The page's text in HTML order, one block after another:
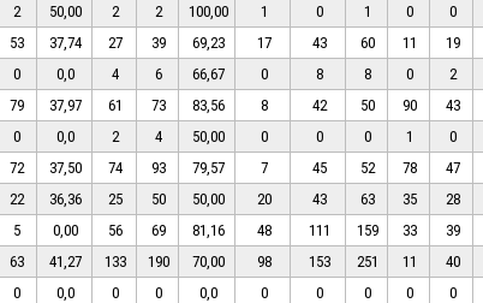
2 50,00 2 2 100,00 1 0 1 0 0
53 37,74 27 39 69,23 17 43 60 11 19
0 0,0 4 6 66,67 0 8 8 0 2
79 37,97 61 73 83,56 8 42 50 90 43
0 0,0 2 4 50,00 0 0 0 1 0
72 37,50 74 93 79,57 7 45 52 78 47
22 36,36 25 50 50,00 20 43 63 35 28
5 0,00 56 69 81,16 48 111 159 33 39
63 41,27 133 190 70,00 98 153 251 11 40
0 0,0 0 0 0,0 0 0 0 0 0